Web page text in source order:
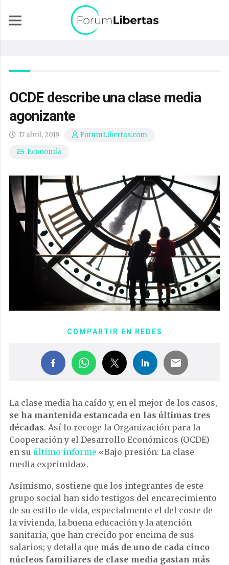
OCDE describe una clase media
agonizante
17 abril, 2019
ForumLibertas.com
Economía
COMPARTIR EN REDES
La clase media ha caído y, en el mejor de los casos,
se ha mantenida estancada en las últimas tres
décadas. Así lo recoge la Organización para la
Cooperación y el Desarrollo Económicos (OCDE)
en su último informe «Bajo presión: La clase
media exprimida».
Asimismo, sostiene que los integrantes de este
grupo social han sido testigos del encarecimiento
de su estilo de vida, especialmente el del coste de
la vivienda, la buena educación y la atención
sanitaria, que han crecido por encima de sus
salarios; y detalla que más de uno de cada cinco
núcleos familiares de clase media gastan más